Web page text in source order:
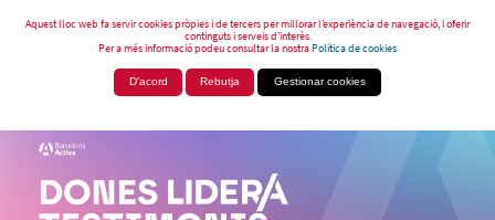
Aquest lloc web fa servir cookies pròpies i de tercers per millorar l’experiència de navegació, i oferir
continguts i serveis d’interès.
Per a més informació podeu consultar la nostraPolítica de cookies
D'acord Rebutja Gestionar cookies